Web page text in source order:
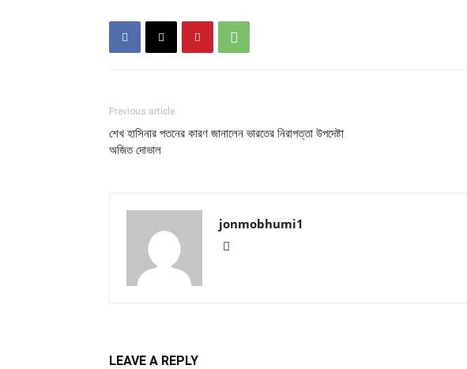
Previous article
শেখ হাসিনার পতনের কারণ জানালেন ভারতের নিরাপত্তা উপদেষ্টা
অজিত দোভাল
jonmobhumi1
LEAVE A REPLY